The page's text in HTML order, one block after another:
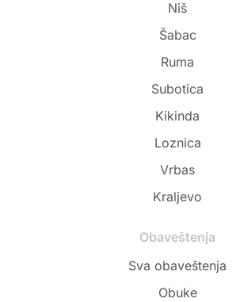
Niš
Šabac
Ruma
Subotica
Kikinda
Loznica
Vrbas
Kraljevo
Obaveštenja
Sva obaveštenja
Obuke